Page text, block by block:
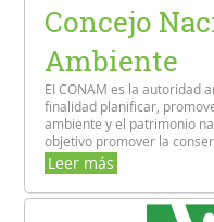
Concejo
Ambiente
EI CONAM es la autoridad
finalidad planificar,
ambiente y el patrimonio
objetivo promover la
Leer más